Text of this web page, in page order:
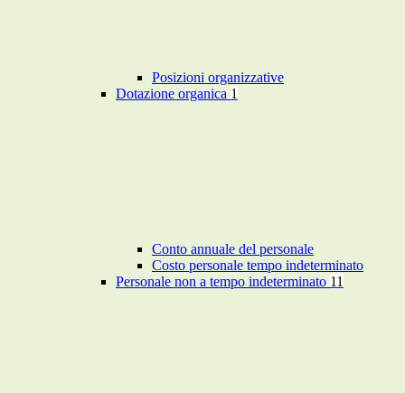
Posizioni organizzative
Dotazione organica 1
Conto annuale del personale
Costo personale tempo indeterminato
Personale non a tempo indeterminato 11